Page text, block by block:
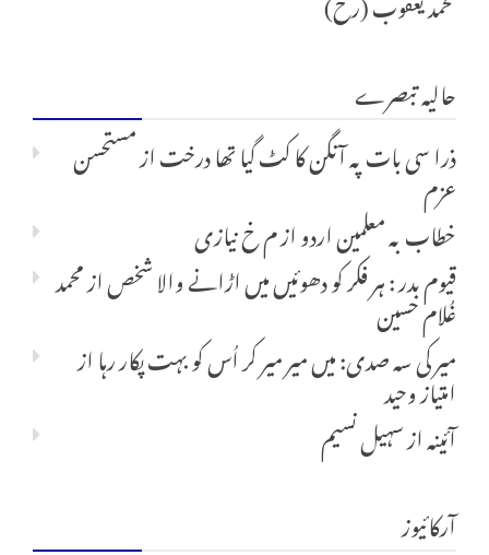
حالیہ تبصرے
ذرا سی بات پہ آنگن کا کٹ گیا تھا درختازمستحسن
عزم
خطاب بہ معلمین اردوازم خ نیازی
قیوم بدر : ہر فکر کو دھوئیں میں اڑانے والا شخصازمحمد
غُلام حسین
میر کی سہ صدی: میں میر میر کر اُس کو بہت پکار رہااز
امتیاز وحید
آئینہازسہیل نسیم
آرکائیوز